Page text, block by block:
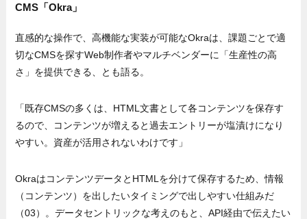
CMS「Okra」
直感的な操作で、高機能な実装が可能なOkraは、課題ごとで適
切なCMSを探すWeb制作者やマルチベンダーに「生産性の高
さ」を提供できる、とも語る。
「既存CMSの多くは、HTML文書として各コンテンツを保存す
るので、コンテンツが増えると過去エントリーが塩漬けになり
やすい。資産が活用されないわけです」
OkraはコンテンツデータとHTMLを分けて保存するため、情報
（コンテンツ）を出したいタイミングで出しやすい仕組みだ
（03）。データセントリックな考えのもと、API経由で伝えたい